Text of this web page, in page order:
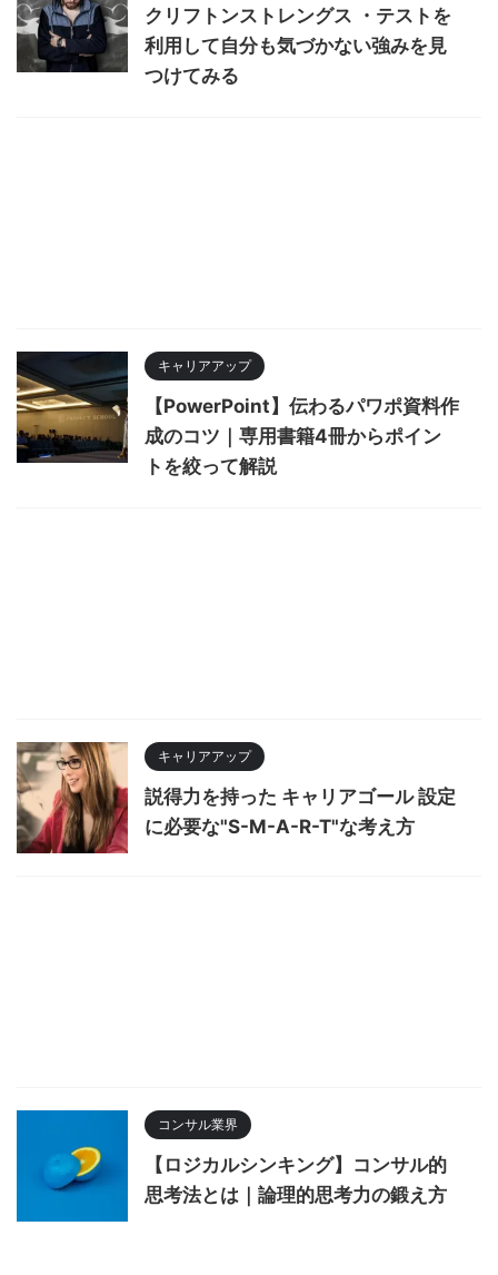
クリフトンストレングス ・テストを
利用して自分も気づかない強みを見
つけてみる
キャリアアップ
【PowerPoint】伝わるパワポ資料作
成のコツ｜専用書籍4冊からポイン
トを絞って解説
キャリアアップ
説得力を持った キャリアゴール 設定
に必要な"S-M-A-R-T"な考え方
コンサル業界
【ロジカルシンキング】コンサル的
思考法とは｜論理的思考力の鍛え方